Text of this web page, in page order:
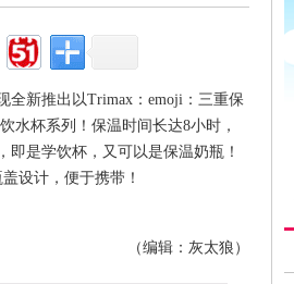
全新推出以Trimax：emoji：三重保
水杯系列！保温时间长达8小时，
是学饮杯，又可以是保温奶瓶！
设计，便于携带！
（编辑：灰太狼）